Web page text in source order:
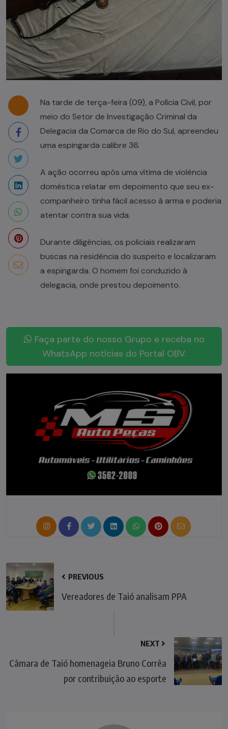
Na tarde de terça-feira (09), a Polícia Civil, por
meio do Setor de Investigação Criminal da
Delegacia da Comarca de Rio do Sul, apreendeu
uma espingarda calibre 36.
A ação ocorreu após uma vítima de violência
doméstica relatar em depoimento que seu ex-
companheiro tinha fácil acesso à arma e poderia
atentar contra sua vida.
Durante diligências, os policiais realizaram
buscas na residência do suspeito e localizaram
a espingarda. O homem foi conduzido à
delegacia, onde prestou depoimento.
Faça parte do nosso Grupo e receba no
WhatsApp notícias do Portal OBV.
PREVIOUS
Vereadores de Taió analisam PPA
NEXT
Câmara de Taió homenageia Bruno Corrêa
por contribuição ao esporte